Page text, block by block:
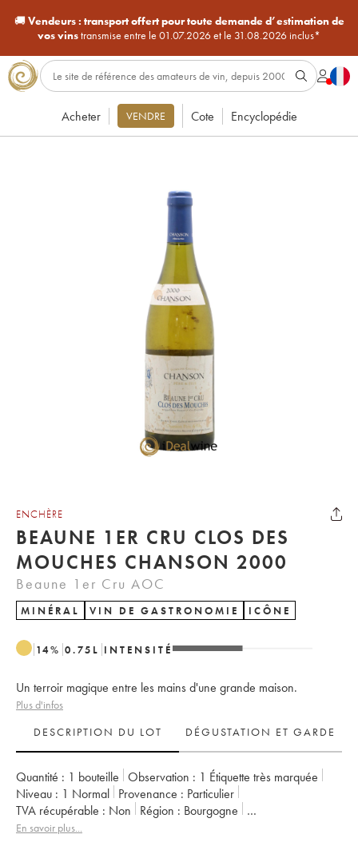
🚚Vendeurs : transport offert pour toute demande d’estimation de
vos vinstransmise entre le 01.07.2026 et le 31.08.2026 inclus*
Acheter VENDRE Cote Encyclopédie
ENCHÈRE
BEAUNE 1ER CRU CLOS DES
MOUCHES CHANSON 2000
Beaune 1er Cru AOC
MINÉRAL VIN DE GASTRONOMIE ICÔNE
14% 0.75 L INTENSITÉ
Un terroir magique entre les mains d'une grande maison.
Plus d'infos
DESCRIPTION DU LOT
DÉGUSTATION ET GARDE
Quantité : 1 bouteille Observation : 1 Étiquette très marquée
Niveau : 1 Normal Provenance : particulier
TVA récupérable :
non Région :
Bourgogne
Appellation :
En savoir plus...